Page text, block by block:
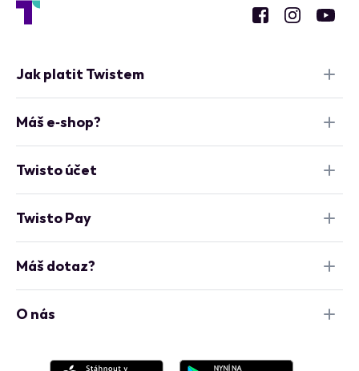
Jak platit Twistem
Máš e‑shop?
Twisto účet
Twisto Pay
Máš dotaz?
O nás